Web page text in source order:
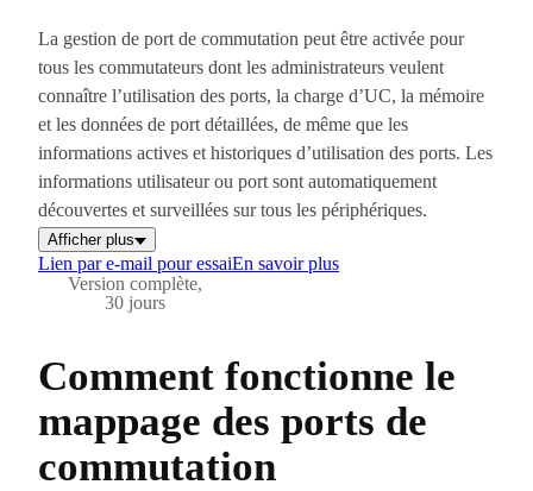
La gestion de port de commutation peut être activée pour
tous les commutateurs dont les administrateurs veulent
connaître l’utilisation des ports, la charge d’UC, la mémoire
et les données de port détaillées, de même que les
informations actives et historiques d’utilisation des ports. Les
informations utilisateur ou port sont automatiquement
découvertes et surveillées sur tous les périphériques.
Afficher plus
Lien par e-mail pour essai
Version complète,
30 jours
En savoir plus
Comment fonctionne le
mappage des ports de
commutation